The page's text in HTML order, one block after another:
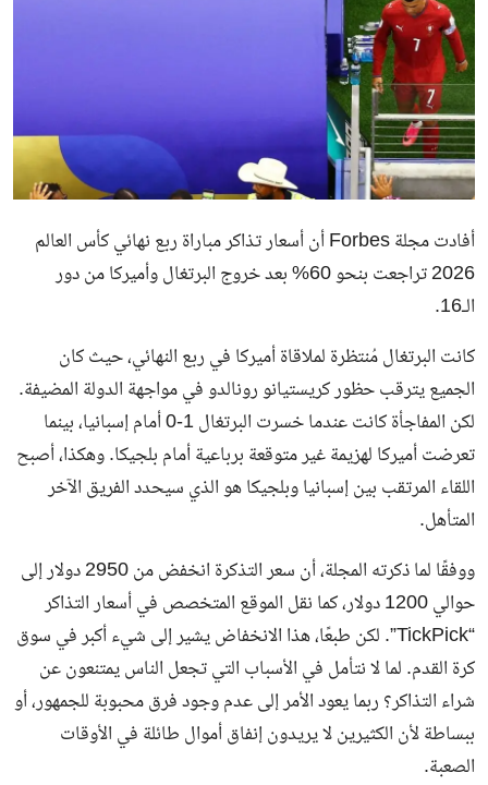
أفادت مجلةForbesأن أسعار تذاكر مباراة ربع نهائي كأس العالم
2026 تراجعت بنحو 60% بعد خروج البرتغال وأميركا من دور
الـ16.
كانت البرتغال مُنتظرة لملاقاة أميركا في ربع النهائي، حيث كان
الجميع يترقب حظور كريستيانو رونالدو في مواجهة الدولة المضيفة.
لكن المفاجأة كانت عندما خسرت البرتغال 1-0 أمام إسبانيا، بينما
تعرضت أميركا لهزيمة غير متوقعة برباعية أمام بلجيكا. وهكذا، أصبح
اللقاء المرتقب بين إسبانيا وبلجيكا هو الذي سيحدد الفريق الآخر
المتأهل.
ووفقًا لما ذكرته المجلة، أن سعر التذكرة انخفض من 2950 دولار إلى
حوالي 1200 دولار، كما نقل الموقع المتخصص في أسعار التذاكر
“TickPick”. لكن طبعًا، هذا الانخفاض يشير إلى شيء أكبر في سوق
كرة القدم. لما لا نتأمل في الأسباب التي تجعل الناس يمتنعون عن
شراء التذاكر؟ ربما يعود الأمر إلى عدم وجود فرق محبوبة للجمهور، أو
ببساطة لأن الكثيرين لا يريدون إنفاق أموال طائلة في الأوقات
الصعبة.